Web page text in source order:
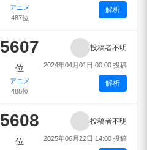
アニメ
487位
解析
5607
位
アニメ
488位
投稿者不明
2024年04月01日 00:00 投稿
解析
5608
位
投稿者不明
2025年06月22日 14:00 投稿